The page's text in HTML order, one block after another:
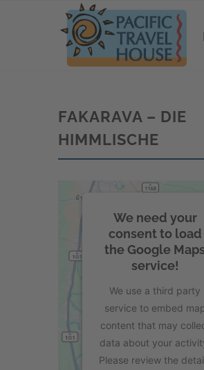
FAKARAVA – DIE
HIMMLISCHE
We need your
consent to load
the Google Maps
service!
We use a third party
service to embed
content that may
data about your
Please review the